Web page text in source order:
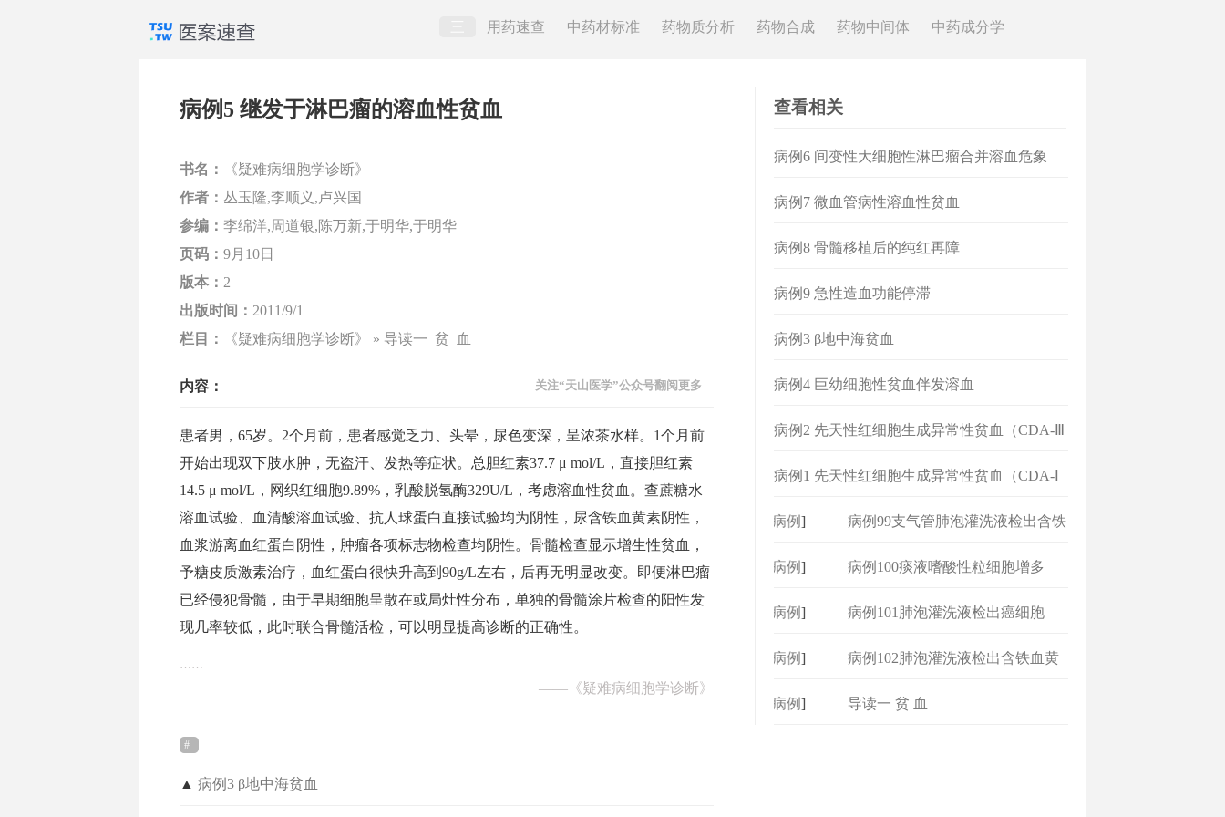
用药速查 中药材标准 药物质分析 药物合成 药物中间体 中药成分学
病例5 继发于淋巴瘤的溶血性贫血
书名：
《疑难病细胞学诊断》
作者： 丛玉隆,李顺义,卢兴国
参编： 李绵洋,周道银,陈万新,于明华,于明华
页码： 9月10日
版本： 2
出版时间： 2011/9/1
栏目：
《疑难病细胞学诊断》 » 导读一 贫 血
内容： 关注“天山医学”公众号翻阅更多
患者男，65岁。2个月前，患者感觉乏力、头晕，尿色变深，呈浓茶水样。1个月前
开始出现双下肢水肿，无盗汗、发热等症状。总胆红素37.7 μ mol/L，直接胆红素
14.5 μ mol/L，网织红细胞9.89%，乳酸脱氢酶329U/L，考虑溶血性贫血。查蔗糖水
溶血试验、血清酸溶血试验、抗人球蛋白直接试验均为阴性，尿含铁血黄素阴性，
血浆游离血红蛋白阴性，肿瘤各项标志物检查均阴性。骨髓检查显示增生性贫血，
予糖皮质激素治疗，血红蛋白很快升高到90g/L左右，后再无明显改变。即便淋巴瘤
已经侵犯骨髓，由于早期细胞呈散在或局灶性分布，单独的骨髓涂片检查的阳性发
现几率较低，此时联合骨髓活检，可以明显提高诊断的正确性。
—— 《疑难病细胞学诊断》
▲ 病例3 β地中海贫血
查看相关
病例6 间变性大细胞性淋巴瘤合并溶血危象
病例7 微血管病性溶血性贫血
病例8 骨髓移植后的纯红再障
病例9 急性造血功能停滞
病例3 β地中海贫血
病例4 巨幼细胞性贫血伴发溶血
病例2 先天性红细胞生成异常性贫血（CDA-Ⅲ
病例1 先天性红细胞生成异常性贫血（CDA-Ⅰ
病例]
病例99支气管肺泡灌洗液检出含铁
病例] 病例100痰液嗜酸性粒细胞增多
病例] 病例101肺泡灌洗液检出癌细胞
病例]
病例102肺泡灌洗液检出含铁血黄
病例] 导读一 贫 血